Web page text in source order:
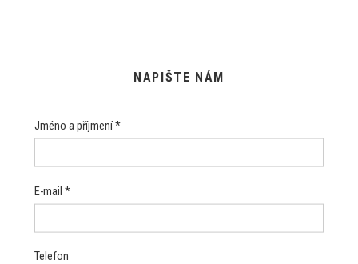
NAPIŠTE NÁM
Jméno a příjmení *
E-mail *
Telefon